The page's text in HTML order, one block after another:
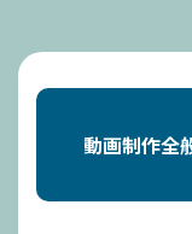
動画制作全